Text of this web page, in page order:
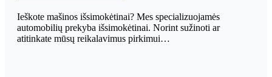
Ieškote mašinos išsimokėtinai? Mes specializuojamės
automobilių prekyba išsimokėtinai. Norint sužinoti ar
atitinkate mūsų reikalavimus pirkimui…